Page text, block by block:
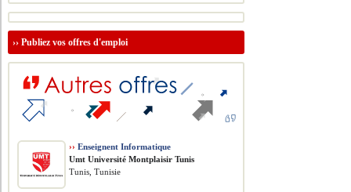
››Publiez vos offres d'emploi
›› Enseignent Informatique
Umt Université Montplaisir Tunis
Tunis, Tunisie